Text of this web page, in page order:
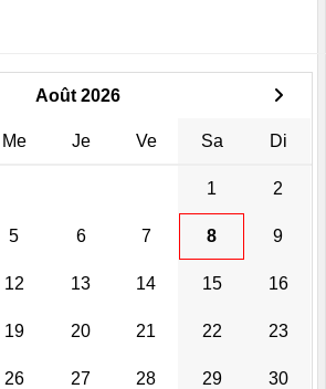
Août 2026
Me Je Ve Sa Di
1 2
5 6 7 8 9
12 13 14 15 16
19 20 21 22 23
26 27 28 29 30